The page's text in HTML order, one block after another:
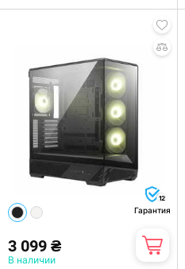
12
Гарантия
3 099 ₴
В наличии